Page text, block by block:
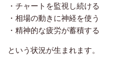
・チャートを監視し続ける
・相場の動きに神経を使う
・精神的な疲労が蓄積する
という状況が生まれます。